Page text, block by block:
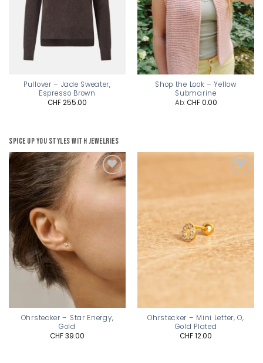
Pullover – Jade Sweater,
Espresso Brown
CHF255.00
Shop the Look – Yellow
Submarine
Ab:CHF0.00
Spice up you styles with jewelries
Add to
wishlist
Ohrstecker – Star Energy,
Gold
CHF39.00
Ohrstecker – Mini Letter, O,
Gold Plated
CHF12.00